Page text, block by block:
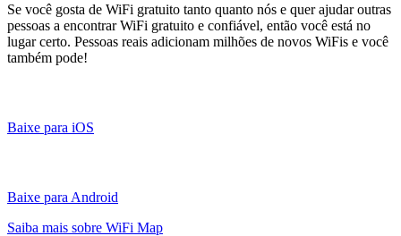
Se você gosta de WiFi gratuito tanto quanto nós e quer ajudar outras
pessoas a encontrar WiFi gratuito e confiável, então você está no
lugar certo. Pessoas reais adicionam milhões de novos WiFis e você
também pode!
Baixe para iOS
Baixe para Android
Saiba mais sobre WiFi Map